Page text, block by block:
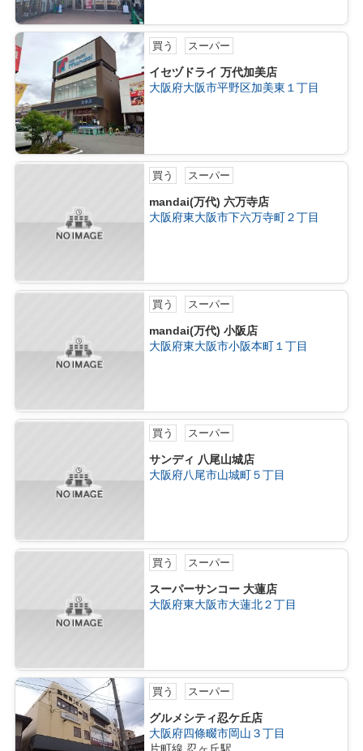
買う スーパー
イセヅドライ 万代加美店
大阪府大阪市平野区加美東１丁目
買う スーパー
mandai(万代) 六万寺店
大阪府東大阪市下六万寺町２丁目
買う スーパー
mandai(万代) 小阪店
大阪府東大阪市小阪本町１丁目
買う スーパー
サンディ 八尾山城店
大阪府八尾市山城町５丁目
買う スーパー
スーパーサンコー 大蓮店
大阪府東大阪市大蓮北２丁目
買う スーパー
グルメシティ忍ケ丘店
大阪府四條畷市岡山３丁目